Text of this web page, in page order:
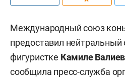
Международный союз
предоставил нейтральный
фигуристке Камиле
сообщила пресс-служба